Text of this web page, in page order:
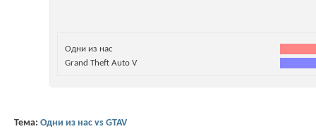
Одни из нас
Grand Theft Auto V
Тема: Одни из нас vs GTAV